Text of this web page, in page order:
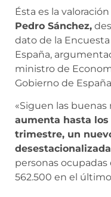
Ésta es la
Pedro Sánchez,
dato de la
España,
ministro de
Gobierno de
«Siguen las buenas
aumenta hasta
trimestre, un
personas
562.500 en el